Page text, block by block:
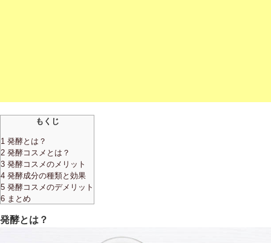
もくじ
1 発酵とは？
2 発酵コスメとは？
3 発酵コスメのメリット
4 発酵成分の種類と効果
5 発酵コスメのデメリット
6 まとめ
発酵とは？